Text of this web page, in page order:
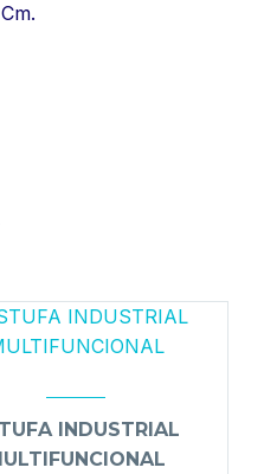
INDUSTRIAL